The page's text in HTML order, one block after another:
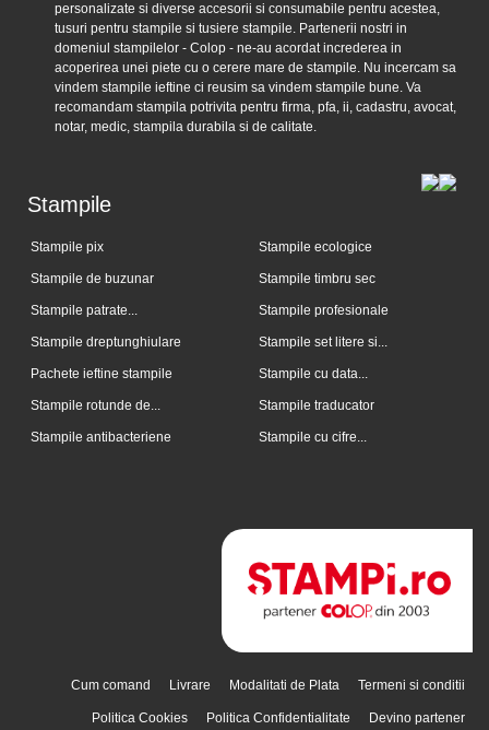
personalizate si diverse accesorii si consumabile pentru acestea,
tusuri pentru stampile si tusiere stampile. Partenerii nostri in
domeniul stampilelor - Colop - ne-au acordat increderea in
acoperirea unei piete cu o cerere mare de stampile. Nu incercam sa
vindem stampile ieftine ci reusim sa vindem stampile bune. Va
recomandam stampila potrivita pentru firma, pfa, ii, cadastru, avocat,
notar, medic, stampila durabila si de calitate.
Stampile
Stampile pix
Stampile de buzunar
Stampile patrate...
Stampile dreptunghiulare
Pachete ieftine stampile
Stampile rotunde de...
Stampile antibacteriene
Stampile ecologice
Stampile timbru sec
Stampile profesionale
Stampile set litere si...
Stampile cu data...
Stampile traducator
Stampile cu cifre...
Cum comand Livrare Modalitati de Plata Termeni si conditii
Politica Cookies Politica Confidentialitate Devino partener